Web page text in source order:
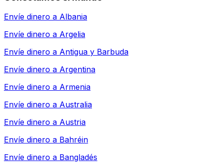
Envíe dinero a Albania
Envíe dinero a Argelia
Envíe dinero a Antigua y Barbuda
Envíe dinero a Argentina
Envíe dinero a Armenia
Envíe dinero a Australia
Envíe dinero a Austria
Envíe dinero a Bahréin
Envíe dinero a Bangladés